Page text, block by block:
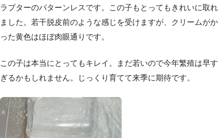
ラプターのパターンレスです。この子もとってもきれいに取れ
ました。若干脱皮前のような感じを受けますが、クリームがか
った黄色はほぼ肉眼通りです。
この子は本当にとってもキレイ。まだ若いので今年繁殖は早す
ぎるかもしれません。じっくり育てて来季に期待です。